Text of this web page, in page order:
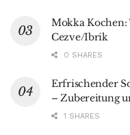
Mokka
Cezve/Ibrik
0 SHARES
Erfrischender
– Zubereitung
1 SHARES